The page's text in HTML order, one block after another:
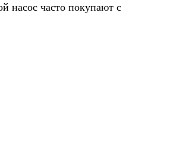
насос часто покупают с